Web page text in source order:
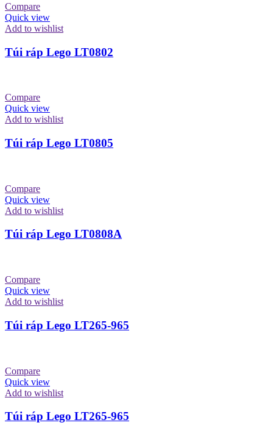
Compare
Quick view
Add to wishlist
Túi ráp Lego LT0802
Compare
Quick view
Add to wishlist
Túi ráp Lego LT0805
Compare
Quick view
Add to wishlist
Túi ráp Lego LT0808A
Compare
Quick view
Add to wishlist
Túi ráp Lego LT265-965
Compare
Quick view
Add to wishlist
Túi ráp Lego LT265-965